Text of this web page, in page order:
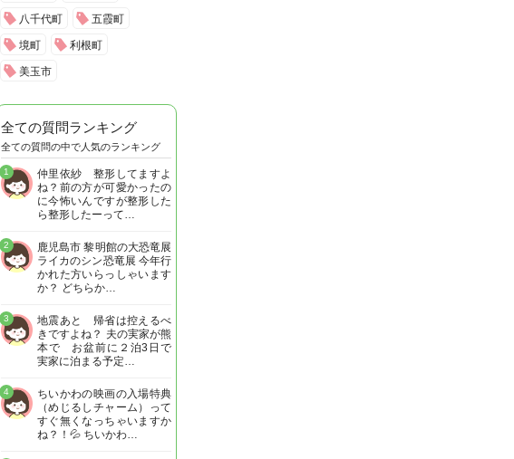
八千代町 五霞町
境町 利根町
美玉市
全ての質問ランキング
全ての質問の中で人気のランキング
仲里依紗 整形してますよ
ね？前の方が可愛かったの
に今怖いんですが整形した
ら整形したーって…
1
鹿児島市 黎明館の大恐竜展
ライカのシン恐竜展 今年行
かれた方いらっしゃいます
か？ どちらか…
2
地震あと 帰省は控えるべ
きですよね？ 夫の実家が熊
本で お盆前に２泊3日で
実家に泊まる予定…
3
ちいかわの映画の入場特典
（めじるしチャーム）って
すぐ無くなっちゃいますか
ね？！💦 ちいかわ…
4